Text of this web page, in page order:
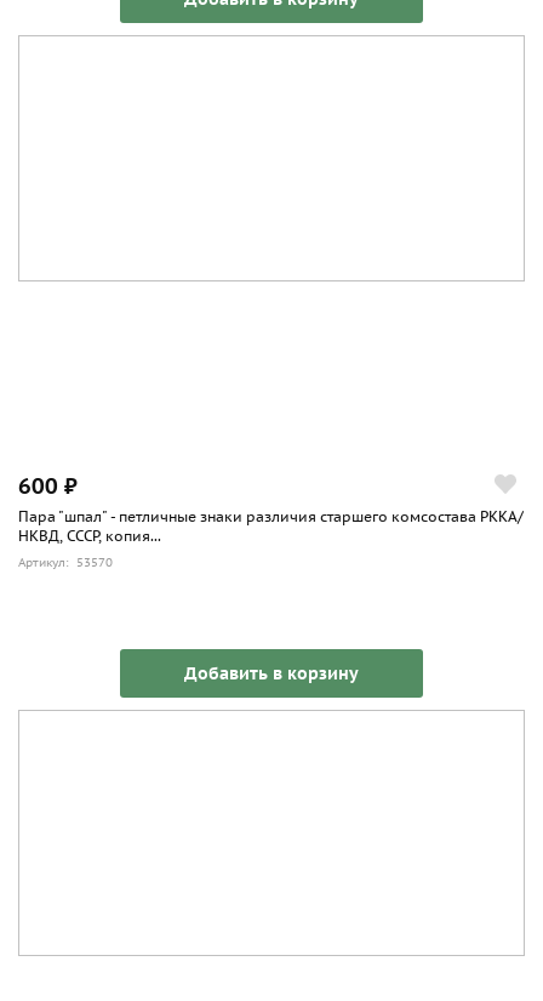
600 ₽
Пара "шпал" - петличные знаки различия старшего комсостава РККА/
НКВД, СССР, копия...
Артикул: 53570
Добавить в корзину